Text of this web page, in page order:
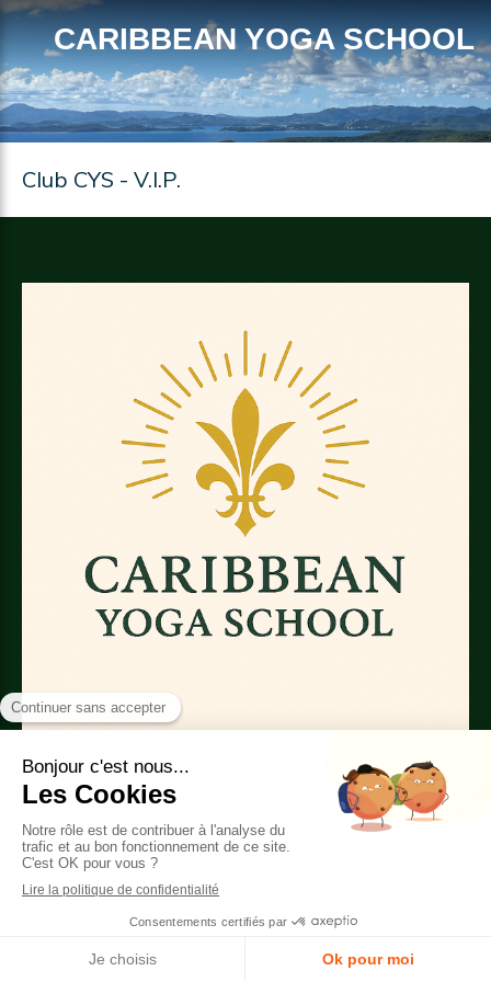
CARIBBEAN YOGA SCHOOL
Club CYS - V.I.P.
Bienvenue dans notre
Portail Privé
Le club CYS - V.I.P.de la Caribbean Yoga
Schoolest un accès privé